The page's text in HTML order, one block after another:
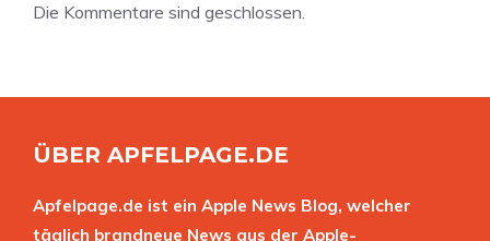
Die Kommentare sind geschlossen.
ÜBER APFELPAGE.DE
Apfelpage.de ist ein Apple News Blog, welcher
täglich brandneue News aus der Apple-